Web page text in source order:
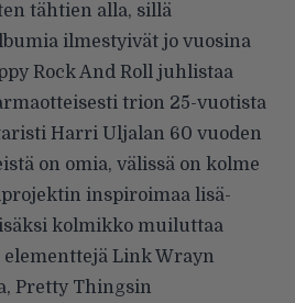
tähtien alla, sillä
ilmestyivät jo vuosina
Rock And Roll juhlistaa
trion 25-vuotista
Harri Uljalan 60 vuoden
on omia, välissä on kolme
inspiroimaa lisä-
kolmikko muiluttaa
Link Wrayn
Pretty Thingsin